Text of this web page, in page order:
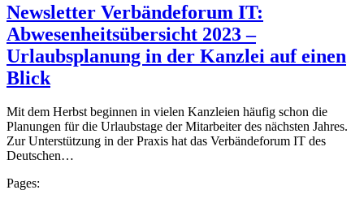
Newsletter Verbändeforum IT:
Abwesenheitsübersicht 2023 –
Urlaubsplanung in der Kanzlei auf einen
Blick
Mit dem Herbst beginnen in vielen Kanzleien häufig schon die
Planungen für die Urlaubstage der Mitarbeiter des nächsten Jahres.
Zur Unterstützung in der Praxis hat das Verbändeforum IT des
Deutschen…
Pages: